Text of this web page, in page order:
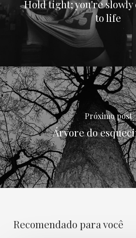
Hold tight; you're slowly
to life
Próximo post
Árvore do
Recomendado para você